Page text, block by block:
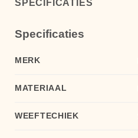
SPECIFICATIES
Specificaties
MERK
MATERIAAL
WEEFTECHIEK